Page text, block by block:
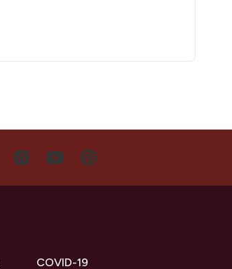
COVID-19